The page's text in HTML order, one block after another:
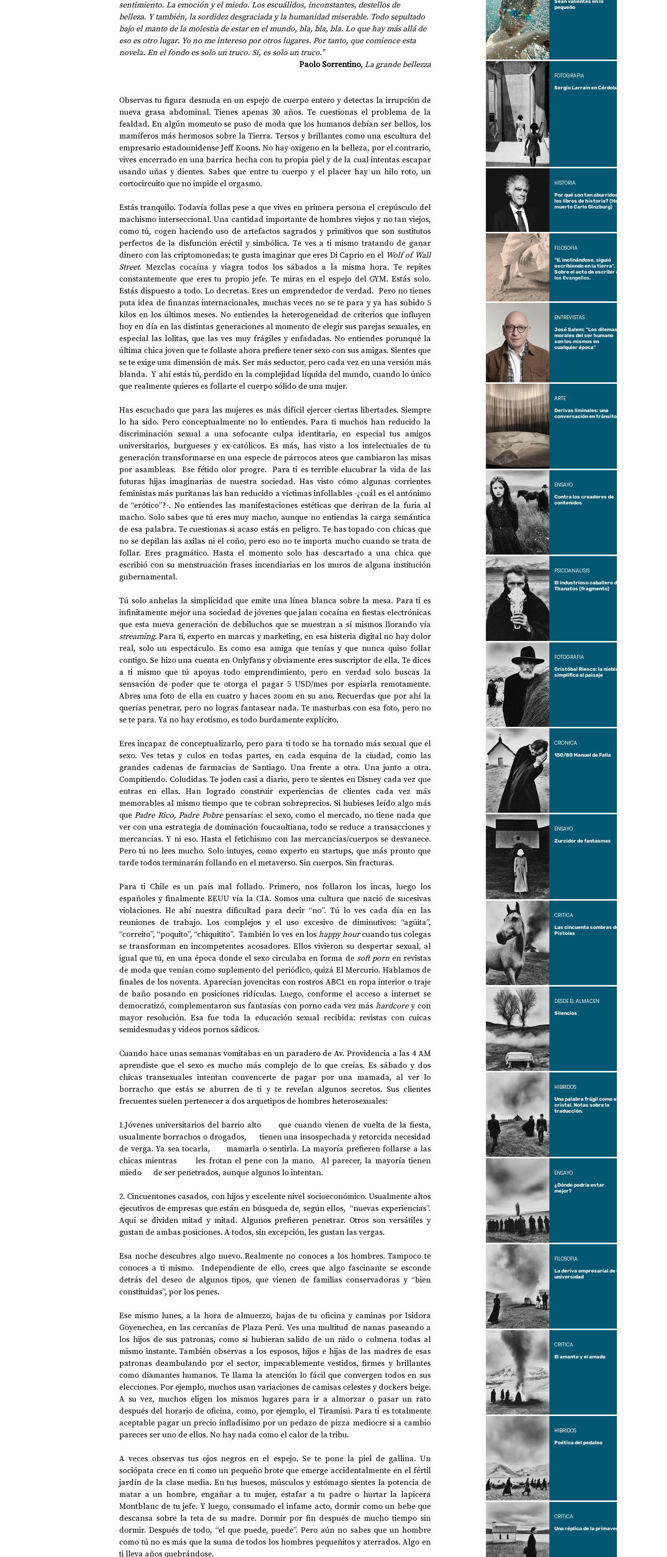
DOSSIER NOCHE DE LAS IDEAS 50 AÑOS DEL GOLPE
sentimiento. La emoción y el miedo. Los escuálidos, inconstantes, destellos de
belleza. Y también, la sordidez desgraciada y la humanidad miserable. Todo sepultado
bajo el manto de la molestia de estar en el mundo, bla, bla, bla. Lo que hay más allá de
eso es otro lugar. Yo no me intereso por otros lugares. Por tanto, que comience esta
novela. En el fondo es solo un truco. Sí, es solo un truco.”
Paolo Sorrentino, La grande bellezza
Observas tu figura desnuda en un espejo de cuerpo entero y detectas la irrupción de
nueva grasa abdominal. Tienes apenas 30 años. Te cuestionas el problema de la
fealdad. En algún momento se puso de moda que los humanos debían ser bellos, los
mamíferos más hermosos sobre la Tierra. Tersos y brillantes como una escultura del
empresario estadounidense Jeff Koons. No hay oxígeno en la belleza, por el contrario,
vives encerrado en una barrica hecha con tu propia piel y de la cual intentas escapar
usando uñas y dientes. Sabes que entre tu cuerpo y el placer hay un hilo roto, un
cortocircuito que no impide el orgasmo.
Estás tranquilo. Todavía follas pese a que vives en primera persona el crepúsculo del
machismo interseccional. Una cantidad importante de hombres viejos y no tan viejos,
como tú, cogen haciendo uso de artefactos sagrados y primitivos que son sustitutos
perfectos de la disfunción eréctil y simbólica. Te ves a ti mismo tratando de ganar
dinero con las criptomonedas; te gusta imaginar que eres Di Caprio en el Wolf of Wall
Street. Mezclas cocaína y viagra todos los sábados a la misma hora. Te repites
constantemente que eres tu propio jefe. Te miras en el espejo del GYM. Estás solo.
Estás dispuesto a todo. Lo decretas. Eres un emprendedor de verdad.  Pero no tienes
puta idea de finanzas internacionales, muchas veces no se te para y ya has subido 5
kilos en los últimos meses. No entiendes la heterogeneidad de criterios que influyen
hoy en día en las distintas generaciones al momento de elegir sus parejas sexuales, en
especial las lolitas, que las ves muy frágiles y enfadadas. No entiendes porunqué la
última chica joven que te follaste ahora prefiere tener sexo con sus amigas. Sientes que
se te exige una dimensión de más. Ser más seductor, pero cada vez en una versión más
blanda.  Y ahí estás tú, perdido en la complejidad líquida del mundo, cuando lo único
que realmente quieres es follarte el cuerpo sólido de una mujer.
Has escuchado que para las mujeres es más difícil ejercer ciertas libertades. Siempre
lo ha sido. Pero conceptualmente no lo entiendes. Para ti muchos han reducido la
discriminación sexual a una sofocante culpa identitaria, en especial tus amigos
universitarios, burgueses y ex-católicos. Es más, has visto a los intelectuales de tu
generación transformarse en una especie de párrocos ateos que cambiaron las misas
por asambleas.  Ese fétido olor progre.  Para ti es terrible elucubrar la vida de las
futuras hijas imaginarias de nuestra sociedad. Has visto cómo algunas corrientes
feministas más puritanas las han reducido a víctimas infollables -¿cuál es el antónimo
de “erótico”?-. No entiendes las manifestaciones estéticas que derivan de la furia al
macho. Solo sabes que tú eres muy macho, aunque no entiendas la carga semántica
de esa palabra. Te cuestionas si acaso estás en peligro. Te has topado con chicas que
no se depilan las axilas ni el coño, pero eso no te importa mucho cuando se trata de
follar. Eres pragmático. Hasta el momento solo has descartado a una chica que
escribió con su menstruación frases incendiarias en los muros de alguna institución
gubernamental.
Tú solo anhelas la simplicidad que emite una línea blanca sobre la mesa. Para ti es
infinitamente mejor una sociedad de jóvenes que jalan cocaína en fiestas electrónicas
streaming. Para ti, experto en marcas y marketing, en esa histeria digital no hay dolor
real, solo un espectáculo. Es como esa amiga que tenías y que nunca quiso follar
contigo. Se hizo una cuenta en Onlyfans y obviamente eres suscriptor de ella. Te dices
a ti mismo que tú apoyas todo emprendimiento, pero en verdad solo buscas la
sensación de poder que te otorga el pagar 5 USD/mes por espiarla remotamente.
Abres una foto de ella en cuatro y haces zoom en su ano. Recuerdas que por ahí la
querías penetrar, pero no logras fantasear nada. Te masturbas con esa foto, pero no
se te para. Ya no hay erotismo, es todo burdamente explícito.
Eres incapaz de conceptualizarlo, pero para ti todo se ha tornado más sexual que el
sexo. Ves tetas y culos en todas partes, en cada esquina de la ciudad, como las
grandes cadenas de farmacias de Santiago. Una frente a otra. Una junto a otra.
Compitiendo. Coludidas. Te joden casi a diario, pero te sientes en Disney cada vez que
entras en ellas. Han logrado construir experiencias de clientes cada vez más
memorables al mismo tiempo que te cobran sobreprecios. Si hubieses leído algo más
que Padre Rico, Padre Pobre pensarías: el sexo, como el mercado, no tiene nada que
ver con una estrategia de dominación foucaultiana, todo se reduce a transacciones y
mercancías. Y ni eso. Hasta el fetichismo con las mercancías/cuerpos se desvanece.
Pero tú no lees mucho. Solo intuyes, como experto en startups, que más pronto que
tarde todos terminarán follando en el metaverso. Sin cuerpos. Sin fracturas.
Para ti Chile es un país mal follado. Primero, nos follaron los incas, luego los
españoles y finalmente EEUU vía la CIA. Somos una cultura que nació de sucesivas
violaciones. He ahí nuestra dificultad para decir “no”. Tú lo ves cada día en las
reuniones de trabajo. Los complejos y el uso excesivo de diminutivos: “agüita”,
“correito”, “poquito”, “chiquitito”.  También lo ves en los happy hour cuando tus colegas
se transforman en incompetentes acosadores. Ellos vivieron su despertar sexual, al
igual que tú, en una época donde el sexo circulaba en forma de soft porn en revistas
de moda que venían como suplemento del periódico, quizá El Mercurio. Hablamos de
finales de los noventa. Aparecían jovencitas con rostros ABC1 en ropa interior o traje
de baño posando en posiciones ridículas. Luego, conforme el acceso a internet se
democratizó, complementaron sus fantasías con porno cada vez más hardcore y con
mayor resolución. Esa fue toda la educación sexual recibida: revistas con cuicas
semidesnudas y videos pornos sádicos.
Cuando hace unas semanas vomitabas en un paradero de Av. Providencia a las 4 AM
aprendiste que el sexo es mucho más complejo de lo que creías. Es sábado y dos
chicas transexuales intentan convencerte de pagar por una mamada, al ver lo
borracho que estás se aburren de ti y te revelan algunos secretos. Sus clientes
frecuentes suelen pertenecer a dos arquetipos de hombres heterosexuales:
1.Jóvenes universitarios del barrio alto      que cuando vienen de vuelta de la fiesta,
usualmente borrachos o drogados,      tienen una insospechada y retorcida necesidad
de verga. Ya sea tocarla,      mamarla o sentirla. La mayoría prefieren follarse a las
chicas mientras      les frotan el pene con la mano.  Al parecer, la mayoría tienen
miedo      de ser penetrados, aunque algunos lo intentan.
2. Cincuentones casados, con hijos y excelente nivel socioeconómico. Usualmente altos
ejecutivos de empresas que están en búsqueda de, según ellos,  “nuevas experiencias”.
Aquí se dividen mitad y mitad. Algunos prefieren penetrar. Otros son versátiles y
gustan de ambas posiciones. A todos, sin excepción, les gustan las vergas.
Esa noche descubres algo nuevo. Realmente no conoces a los hombres. Tampoco te
conoces a ti mismo.  Independiente de ello, crees que algo fascinante se esconde
detrás del deseo de algunos tipos, que vienen de familias conservadoras y “bien
constituidas”, por los penes.
Ese mismo lunes, a la hora de almuerzo, bajas de tu oficina y caminas por Isidora
Goyenechea, en las cercanías de Plaza Perú. Ves una multitud de nanas paseando a
los hijos de sus patronas, como si hubieran salido de un nido o colmena todas al
mismo instante. También observas a los esposos, hijos e hijas de las madres de esas
patronas deambulando por el sector, impecablemente vestidos, firmes y brillantes
como diamantes humanos. Te llama la atención lo fácil que convergen todos en sus
elecciones. Por ejemplo, muchos usan variaciones de camisas celestes y dockers beige.
A su vez, muchos eligen los mismos lugares para ir a almorzar o pasar un rato
después del horario de oficina, como, por ejemplo, el Tiramisú. Para ti es totalmente
aceptable pagar un precio infladísimo por un pedazo de pizza mediocre si a cambio
pareces ser uno de ellos. No hay nada como el calor de la tribu.
A veces observas tus ojos negros en el espejo. Se te pone la piel de gallina. Un
sociópata crece en ti como un pequeño brote que emerge accidentalmente en el fértil
jardín de la clase media. En tus huesos, músculos y estómago sientes la potencia de
matar a un hombre, engañar a tu mujer, estafar a tu padre o hurtar la lapicera
Montblanc de tu jefe. Y luego, consumado el infame acto, dormir como un bebe que
descansa sobre la teta de su madre. Dormir por fin después de mucho tiempo sin
dormir. Después de todo, “el que puede, puede”. Pero aún no sabes que un hombre
como tú no es más que la suma de todos los hombres pequeñitos y aterrados. Algo en
ti lleva años quebrándose.
Sean valientes en lo
pequeño
Sergio Larraín en Córdoba
FOTOGRAFÍA
Por qué son tan aburridos
los libros de historia? (Ha
muerto Carlo Ginzburg)
HISTORIA
“E, inclinándose, siguió
escribiendo en la tierra”.
Sobre el acto de escribir en
los Evangelios.
FILOSOFÍA
José Salem: “Los dilemas
morales del ser humano
son los mismos en
cualquier época”
ENTREVISTAS
Derivas liminales: una
conversación en tránsito
ARTE
Contra los creadores de
contenidos
ENSAYO
El industrioso caballero de
Thanatos (fragmento)
PSICOANÁLISIS
Cristóbal Riesco: la niebla
simplifica el paisaje
FOTOGRAFÍA
150/80 Manuel de Falla
CRÓNICA
Zurcidor de fantasmas
ENSAYO
Las cincuenta sombras de
Pistolas
CRÍTICA
Silencios
DESDE EL ALMACÉN
Una palabra frágil como el
cristal. Notas sobre la
traducción.
HÍBRIDOS
¿Dónde podría estar
mejor?
ENSAYO
La deriva empresarial de la
universidad
FILOSOFÍA
El amante y el amado
CRÍTICA
Poética del pedaleo
HÍBRIDOS
Una réplica de la primavera
CRÍTICA